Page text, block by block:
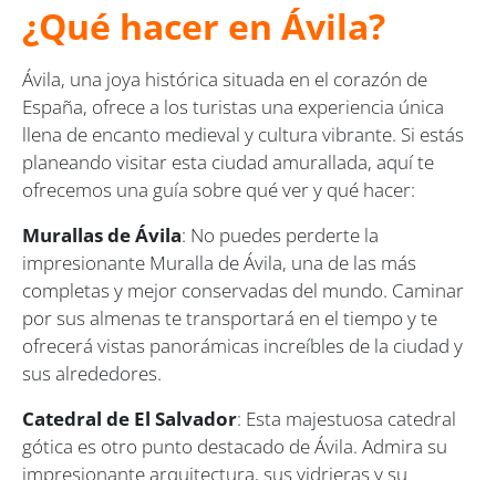
¿Qué hacer en Ávila?
Ávila, una joya histórica situada en el corazón de
España, ofrece a los turistas una experiencia única
llena de encanto medieval y cultura vibrante. Si estás
planeando visitar esta ciudad amurallada, aquí te
ofrecemos una guía sobre qué ver y qué hacer:
Murallas de Ávila: No puedes perderte la
impresionante Muralla de Ávila, una de las más
completas y mejor conservadas del mundo. Caminar
por sus almenas te transportará en el tiempo y te
ofrecerá vistas panorámicas increíbles de la ciudad y
sus alrededores.
Catedral de El Salvador: Esta majestuosa catedral
gótica es otro punto destacado de Ávila. Admira su
impresionante arquitectura, sus vidrieras y su